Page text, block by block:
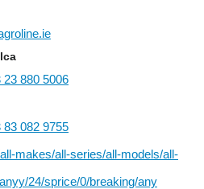
23 880 5006
83 082 9755
makes/all-series/all-models/all-
24/sprice/0/breaking/any